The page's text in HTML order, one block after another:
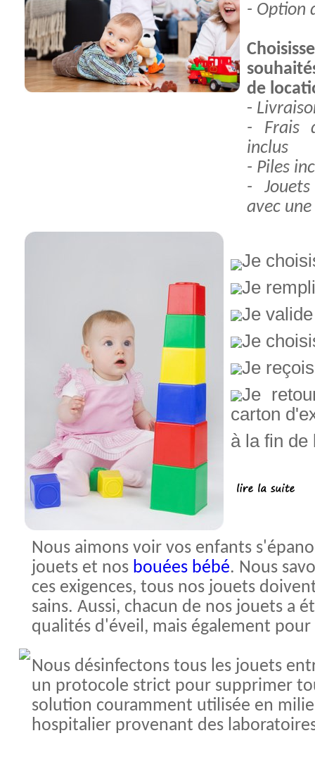
- Option
de
-
- Frais
inclus
- Piles
-
avec
Je
Je
Je
Je
Je
Je
carton
à la fin de
Nous aimons voir vos enfants
jouets et nos bouées bébé. Nous
ces exigences, tous nos jouets
sains. Aussi, chacun de nos jouets a
qualités d'éveil, mais également
Nous désinfectons tous les jouets
un protocole strict pour supprimer
solution couramment utilisée en
hospitalier provenant des